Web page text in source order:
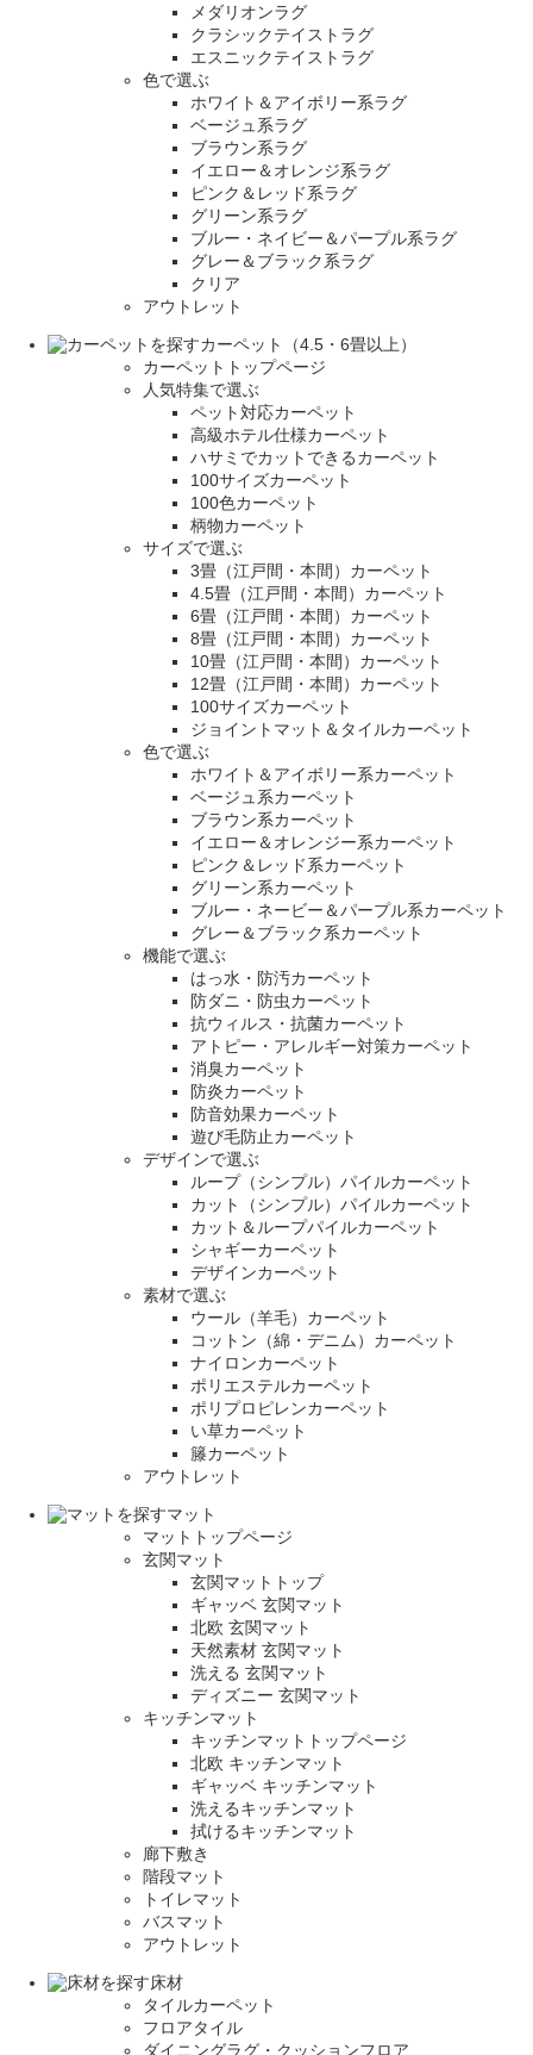
メダリオンラグ
クラシックテイストラグ
エスニックテイストラグ
色で選ぶ
ホワイト＆アイボリー系ラグ
ベージュ系ラグ
ブラウン系ラグ
イエロー＆オレンジ系ラグ
ピンク＆レッド系ラグ
グリーン系ラグ
ブルー・ネイビー＆パープル系ラグ
グレー＆ブラック系ラグ
クリア
アウトレット
カーペット（4.5・6畳以上）
カーペットトップページ
人気特集で選ぶ
ペット対応カーペット
高級ホテル仕様カーペット
ハサミでカットできるカーペット
100サイズカーペット
100色カーペット
柄物カーペット
サイズで選ぶ
3畳（江戸間・本間）カーペット
4.5畳（江戸間・本間）カーペット
6畳（江戸間・本間）カーペット
8畳（江戸間・本間）カーペット
10畳（江戸間・本間）カーペット
12畳（江戸間・本間）カーペット
100サイズカーペット
ジョイントマット＆タイルカーペット
色で選ぶ
ホワイト＆アイボリー系カーペット
ベージュ系カーペット
ブラウン系カーペット
イエロー＆オレンジー系カーペット
ピンク＆レッド系カーペット
グリーン系カーペット
ブルー・ネービー＆パープル系カーペット
グレー＆ブラック系カーペット
機能で選ぶ
はっ水・防汚カーペット
防ダニ・防虫カーペット
抗ウィルス・抗菌カーペット
アトピー・アレルギー対策カーペット
消臭カーペット
防炎カーペット
防音効果カーペット
遊び毛防止カーペット
デザインで選ぶ
ループ（シンプル）パイルカーペット
カット（シンプル）パイルカーペット
カット＆ループパイルカーペット
シャギーカーペット
デザインカーペット
素材で選ぶ
ウール（羊毛）カーペット
コットン（綿・デニム）カーペット
ナイロンカーペット
ポリエステルカーペット
ポリプロピレンカーペット
い草カーペット
籐カーペット
アウトレット
マット
マットトップページ
玄関マット
玄関マットトップ
ギャッベ 玄関マット
北欧 玄関マット
天然素材 玄関マット
洗える 玄関マット
ディズニー 玄関マット
キッチンマット
キッチンマットトップページ
北欧 キッチンマット
ギャッベ キッチンマット
洗えるキッチンマット
拭けるキッチンマット
廊下敷き
階段マット
トイレマット
バスマット
アウトレット
床材
タイルカーペット
フロアタイル
ダイニングラグ・クッションフロア